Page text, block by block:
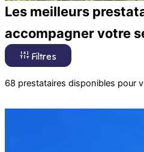
Les meilleurs
accompagner votre
Filtres
68 prestataires disponibles pour